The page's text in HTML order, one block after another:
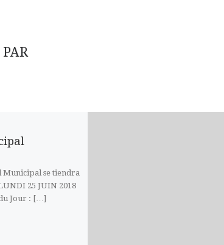
Municipal se tiendra
25 JUIN 2018
Jour : […]